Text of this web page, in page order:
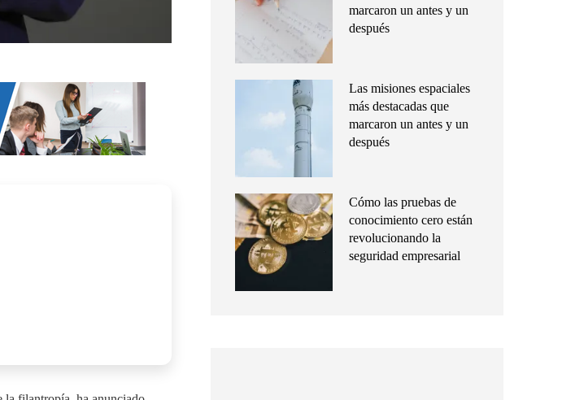
marcaron un antes y un
después
Las misiones espaciales
más destacadas que
marcaron un antes y un
después
Cómo las pruebas de
conocimiento cero están
revolucionando la
seguridad empresarial